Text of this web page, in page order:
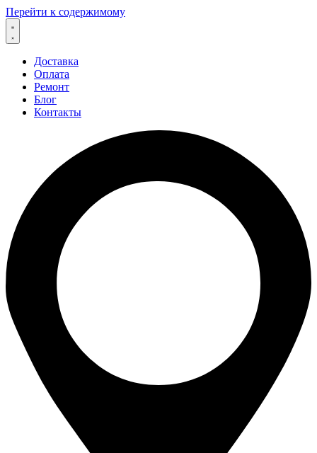
Перейти к содержимому
Доставка
Оплата
Ремонт
Блог
Контакты